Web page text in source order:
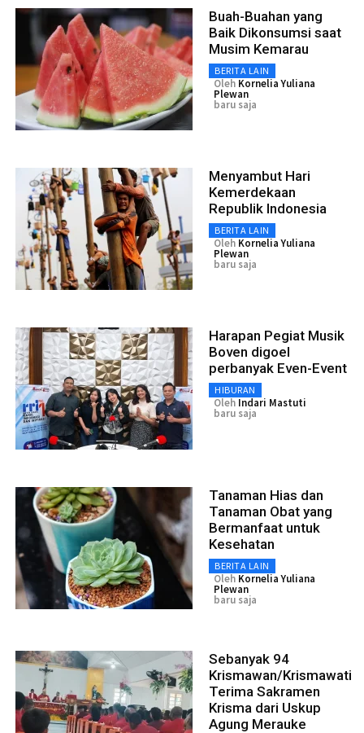
Buah-Buahan yang
Baik Dikonsumsi saat
Musim Kemarau
BERITA LAIN
Oleh Kornelia Yuliana
Plewan
baru saja
Menyambut Hari
Kemerdekaan
Republik Indonesia
BERITA LAIN
Oleh Kornelia Yuliana
Plewan
baru saja
Harapan Pegiat Musik
Boven digoel
perbanyak Even-Event
HIBURAN
Oleh Indari Mastuti
baru saja
Tanaman Hias dan
Tanaman Obat yang
Bermanfaat untuk
Kesehatan
BERITA LAIN
Oleh Kornelia Yuliana
Plewan
baru saja
Sebanyak 94
Krismawan/Krismawati
Terima Sakramen
Krisma dari Uskup
Agung Merauke